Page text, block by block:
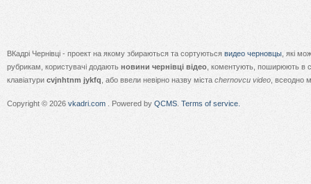
ВКадрі Чернівці - проект на якому збираються та сортуються видео черновцы , які
рубрикам, користувачі додають новини чернівці відео , коментують, поширюють в
клавіатури cvjnhtnm jykfq , або ввели невірно назву міста chernovcu video , всеодно
Copyright © 2026 vkadri.com . Powered by QCMS Terms of service.